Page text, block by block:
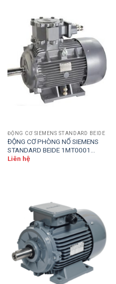
ĐỘNG CƠ SIEMENS STANDARD BEIDE
ĐỘNG CƠ PHÒNG NỔ SIEMENS
STANDARD BEIDE 1MT0001
SERIES
Liên hệ